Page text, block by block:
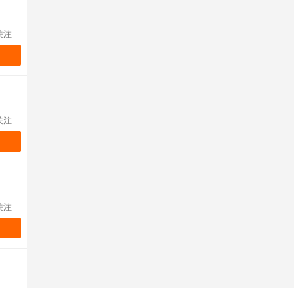
注
注
注